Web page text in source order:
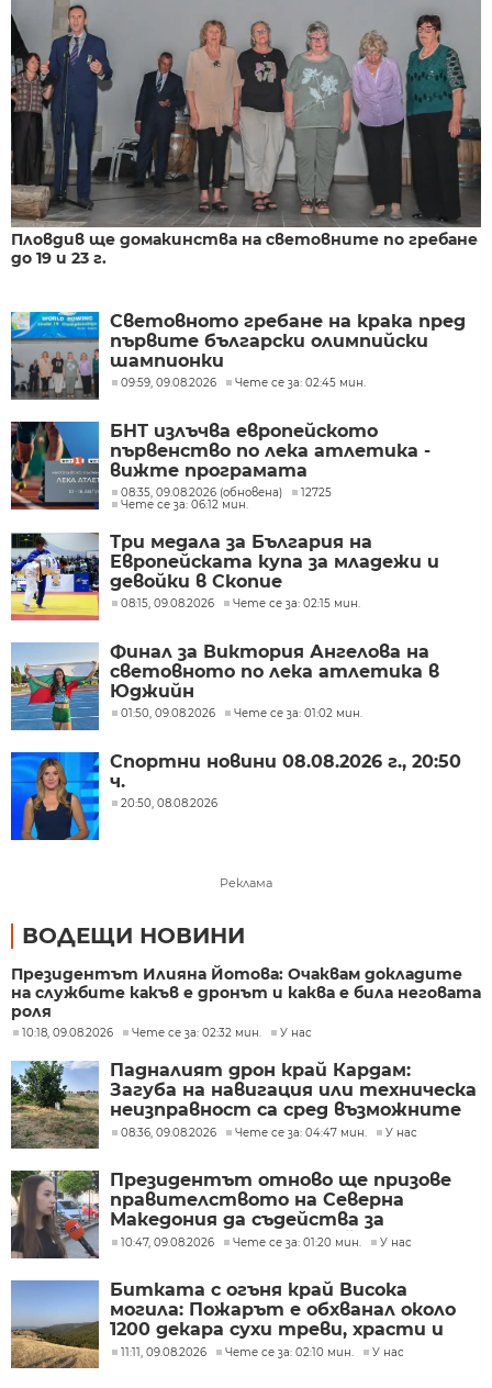
Пловдив ще домакинства на световните по гребане
до 19 и 23 г.
Световното гребане на крака пред
първите български олимпийски
шампионки
09:59, 09.08.2026 Чете се за: 02:45 мин.
БНТ излъчва европейското
първенство по лека атлетика -
вижте програмата
08:35, 09.08.2026 (обновена)
12725
Чете се за: 06:12 мин.
Три медала за България на
Европейската купа за младежи и
девойки в Скопие
08:15, 09.08.2026 Чете се за: 02:15 мин.
Финал за Виктория Ангелова на
световното по лека атлетика в
Юджийн
01:50, 09.08.2026 Чете се за: 01:02 мин.
Спортни новини 08.08.2026 г., 20:50
ч.
20:50, 08.08.2026
Реклама
ВОДЕЩИ НОВИНИ
Президентът Илияна Йотова: Очаквам докладите
на службите какъв е дронът и каква е била неговата
роля
10:18, 09.08.2026 Чете се за: 02:32 мин. У нас
Падналият дрон край Кардам:
Загуба на навигация или техническа
неизправност са сред възможните
причини
08:36, 09.08.2026 Чете се за: 04:47 мин. У нас
Президентът отново ще призове
правителството на Северна
Македония да съдейства за
лечението на Ива Михайлова
10:47, 09.08.2026 Чете се за: 01:20 мин. У нас
Битката с огъня край Висока
могила: Пожарът е обхванал около
1200 декара сухи треви, храсти и
дъбова гора
11:11, 09.08.2026 Чете се за: 02:10 мин. У нас